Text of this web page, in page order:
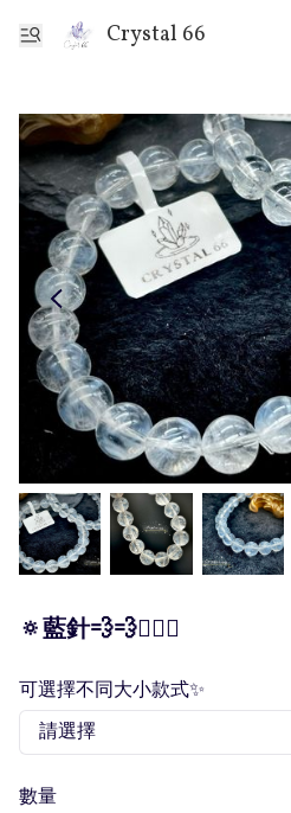
Crystal 66
🔅藍針💨💨🧚🏻‍♀️
可選擇不同大小款式✨
數量